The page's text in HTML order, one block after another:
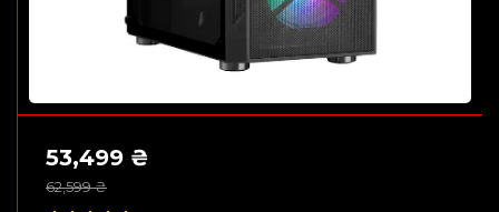
62,599 ₴
53,499 ₴